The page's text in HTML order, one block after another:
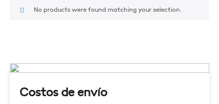
No products were found matching your selection.
Costos de envío